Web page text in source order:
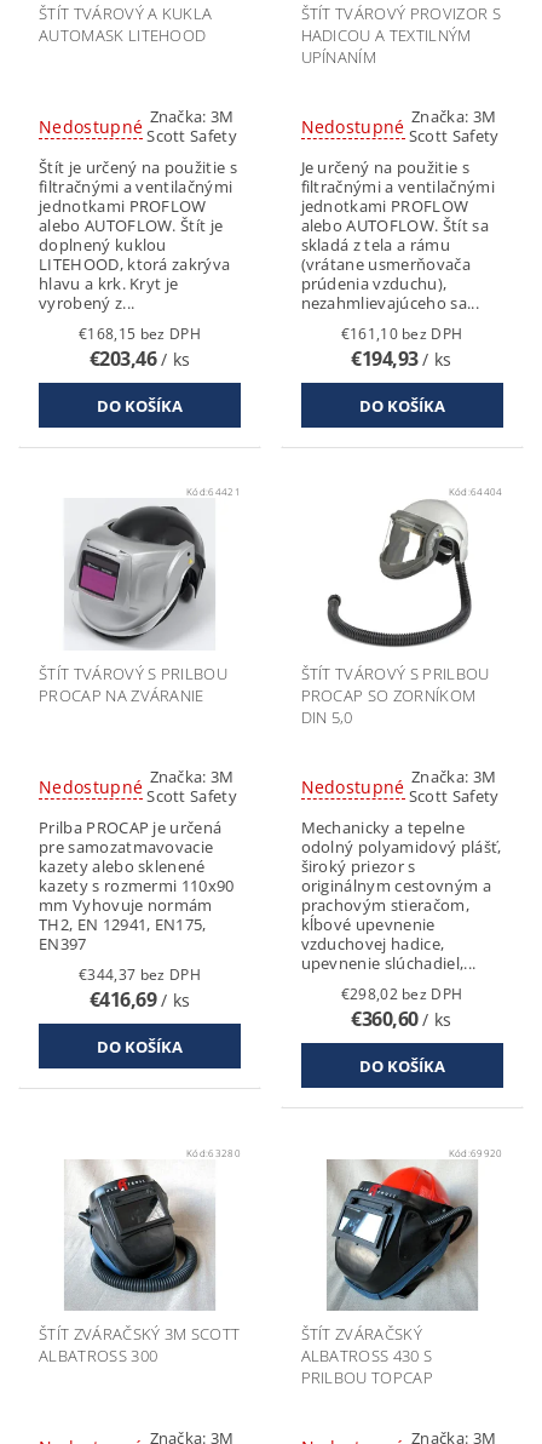
ŠTÍT TVÁROVÝ A KUKLA
AUTOMASK LITEHOOD
Nedostupné Značka:3M
Scott Safety
Štít je určený na použitie s
filtračnými a ventilačnými
jednotkami PROFLOW
alebo AUTOFLOW. Štít je
doplnený kuklou
LITEHOOD, ktorá zakrýva
hlavu a krk. Kryt je
vyrobený z...
€168,15 bez DPH
€203,46/ ks
ŠTÍT TVÁROVÝ PROVIZOR S
HADICOU A TEXTILNÝM
UPÍNANÍM
Nedostupné Značka: 3M
Scott Safety
Je určený na použitie s
filtračnými a ventilačnými
jednotkami PROFLOW
alebo AUTOFLOW. Štít sa
skladá z tela a rámu
(vrátane usmerňovača
prúdenia vzduchu),
nezahmlievajúceho sa...
€161,10 bez DPH
€194,93/ ks
Kód:64421
ŠTÍT TVÁROVÝ S PRILBOU
PROCAP NA ZVÁRANIE
Nedostupné Značka:3M
Scott Safety
Prilba PROCAP je určená
pre samozatmavovacie
kazety alebo sklenené
kazety s rozmermi 110x90
mm Vyhovuje normám
TH2, EN 12941, EN175,
EN397
€344,37 bez DPH
€416,69/ ks
Kód:64404
ŠTÍT TVÁROVÝ S PRILBOU
PROCAP SO ZORNÍKOM
DIN 5,0
Nedostupné Značka: 3M
Scott Safety
Mechanicky a tepelne
odolný polyamidový plášť,
široký priezor s
originálnym cestovným a
prachovým stieračom,
kĺbové upevnenie
vzduchovej hadice,
upevnenie slúchadiel,...
€298,02 bez DPH
€360,60/ ks
Kód:63280
ŠTÍT ZVÁRAČSKÝ 3M SCOTT
ALBATROSS 300
Značka:3M
Kód: 69920
ŠTÍT ZVÁRAČSKÝ
ALBATROSS 430 S
PRILBOU TOPCAP
Značka: 3M